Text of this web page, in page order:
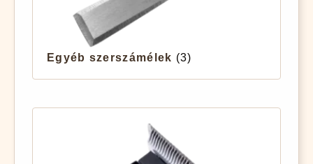
Egyéb szerszámélek (3)